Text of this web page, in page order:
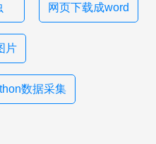
网页下载成word
片
数据采集